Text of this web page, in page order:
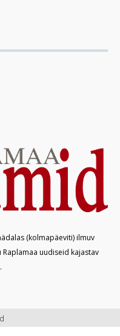
(kolmapäeviti) ilmuv
uudiseid kajastav